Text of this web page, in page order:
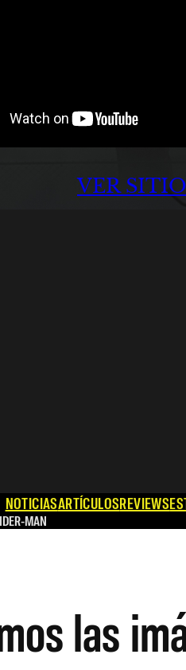
VER SITIO
NOTICIASARTÍCULOSREVIEWS
MAN
las